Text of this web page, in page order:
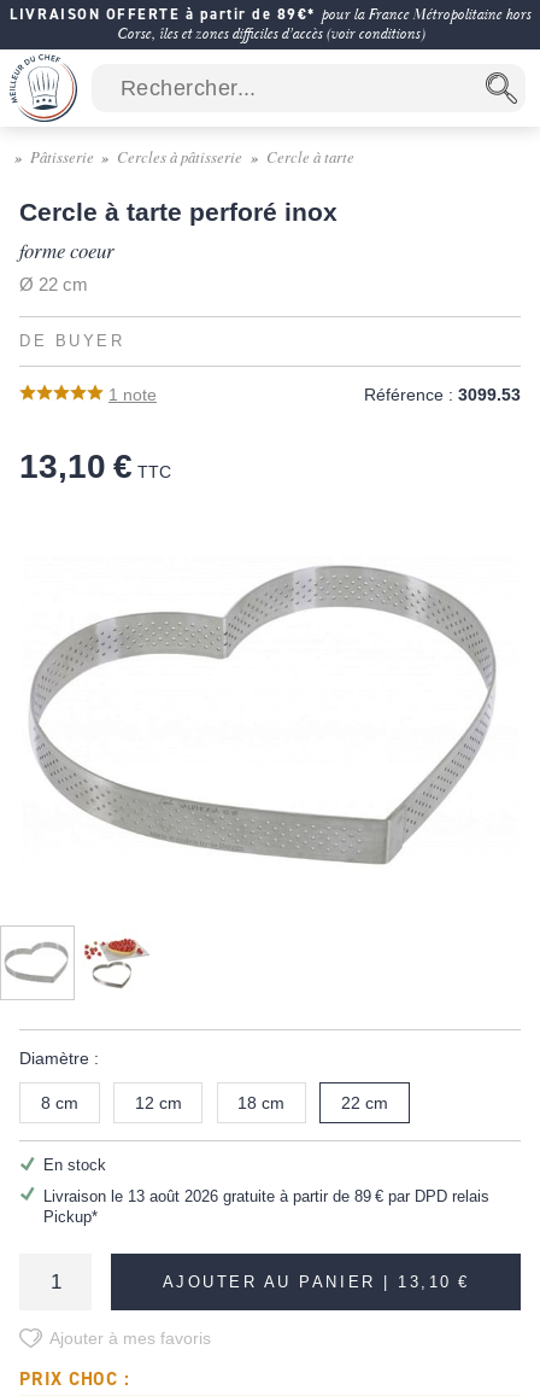
LIVRAISON OFFERTE à partir de 89€* pour la France Métropolitaine hors
Corse, îles et zones difficiles d'accès (voir conditions)
Pâtisserie Cercles à pâtisserie Cercle à tarte
Cercle à tarte perforé inox
forme coeur
Ø 22 cm
DE BUYER
1 note Référence : 3099.53
13,10 € TTC
Diamètre :
8 cm 12 cm 18 cm 22 cm
En stock
Livraison le 13 août 2026 gratuite à partir de 89 €par DPD relais
Pickup*
AJOUTER AU PANIER | 13,10 €
Ajouter à mes favoris
PRIX CHOC :